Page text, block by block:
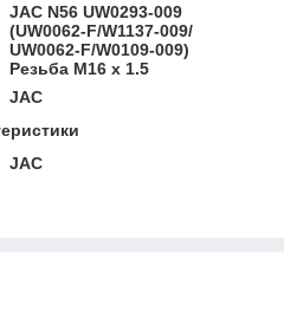
JAC N56 UW0293-009
(UW0062-F/W1137-009/
UW0062-F/W0109-009)
Резьба M16 х 1.5
JAC
JAC